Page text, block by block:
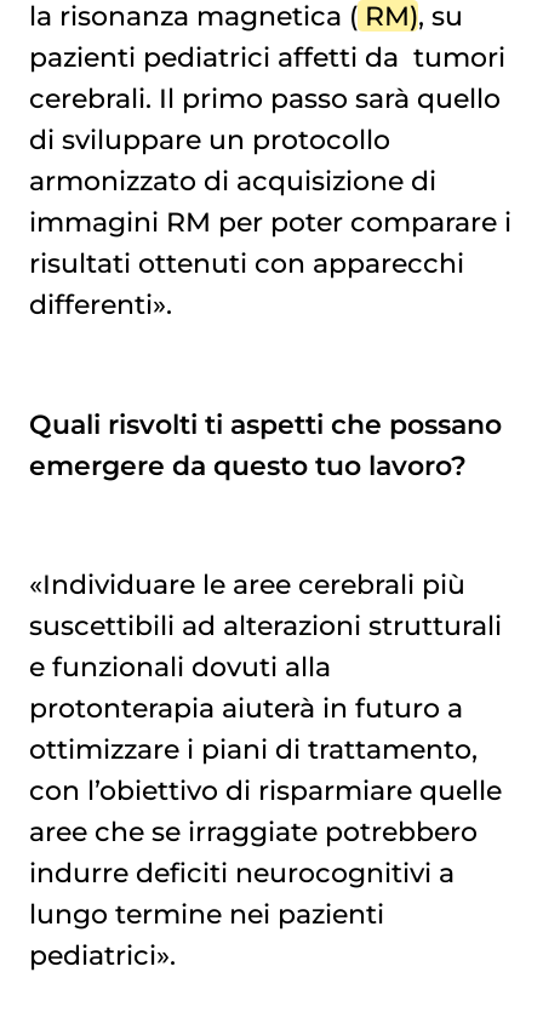
la risonanza magnetica ( RM), su
pazienti pediatrici affetti da tumori
cerebrali. Il primo passo sarà quello
di sviluppare un protocollo
armonizzato di acquisizione di
immagini RM per poter comparare i
risultati ottenuti con apparecchi
differenti».
Quali risvolti ti aspetti che possano
emergere da questo tuo lavoro?
«Individuare le aree cerebrali più
suscettibili ad alterazioni strutturali
e funzionali dovuti alla
protonterapia aiuterà in futuro a
ottimizzare i piani di trattamento,
con l’obiettivo di risparmiare quelle
aree che se irraggiate potrebbero
indurre deficiti neurocognitivi a
lungo termine nei pazienti
pediatrici».